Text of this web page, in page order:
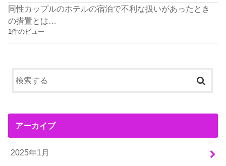
同性カップルのホテルの宿泊で不利な扱いがあったとき
の措置とは…
1件のビュー
アーカイブ
2025年1月